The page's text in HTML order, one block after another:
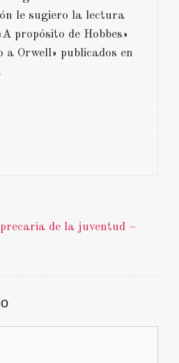
le sugiero la lectura
propósito de Hobbes»
a Orwell» publicados en
de la juventud –